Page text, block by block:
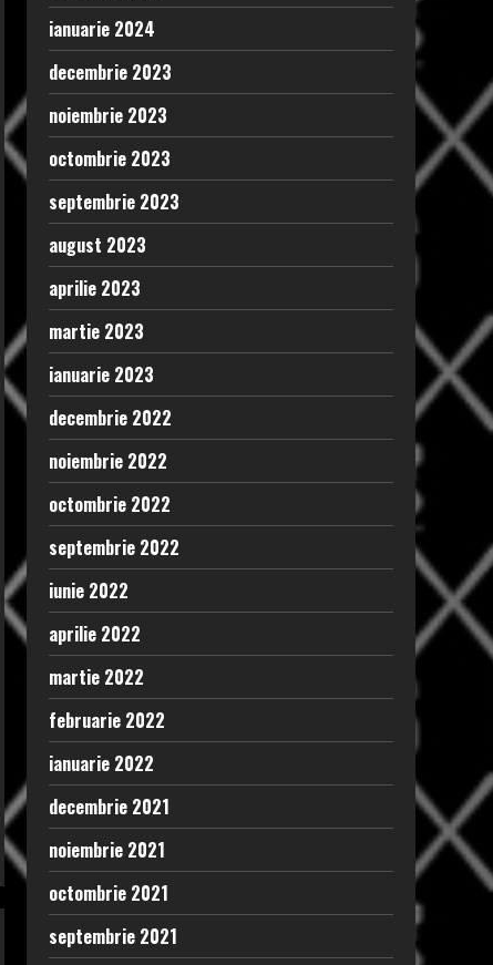
ianuarie 2024
decembrie 2023
noiembrie 2023
octombrie 2023
septembrie 2023
august 2023
aprilie 2023
martie 2023
ianuarie 2023
decembrie 2022
noiembrie 2022
octombrie 2022
septembrie 2022
iunie 2022
aprilie 2022
martie 2022
februarie 2022
ianuarie 2022
decembrie 2021
noiembrie 2021
octombrie 2021
septembrie 2021